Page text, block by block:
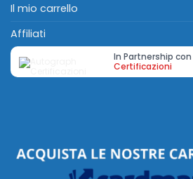
Il mio carrello
Affiliati
In Partnership con
Certificazioni